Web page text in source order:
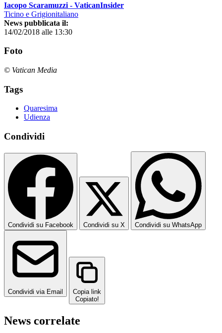
Iacopo Scaramuzzi - VaticanInsider
Ticino e Grigionitaliano
News pubblicata il:
14/02/2018 alle 13:30
Foto
© Vatican Media
Tags
Quaresima
Udienza
Condividi
Condividi su Facebook Condividi su X Condividi su WhatsApp
Condividi via Email
Copia link
Copiato!
News correlate